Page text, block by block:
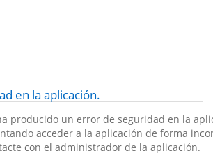
en la aplicación.
producido un error de seguridad en la
acceder a la aplicación de forma
con el administrador de la aplicación.